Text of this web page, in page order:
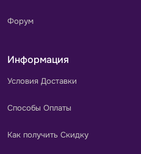
Форум
Информация
Условия Доставки
Способы Оплаты
Как получить Скидку